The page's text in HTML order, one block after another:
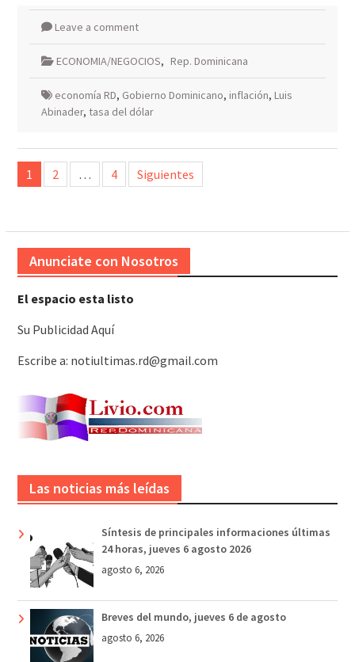
Leave a comment
ECONOMIA/NEGOCIOS, Rep. Dominicana
economía RD, Gobierno Dominicano, inflación, Luis
Abinader, tasa del dólar
Paginación
de
1 2 … 4 Siguientes
Anunciate con Nosotros
El espacio esta listo
Su Publicidad Aquí
Escribe a: notiultimas.rd@gmail.com
Las noticias más leídas
Síntesis de principales informaciones últimas
24 horas, jueves 6 agosto 2026
agosto 6, 2026
Breves del mundo, jueves 6 de agosto
agosto 6, 2026